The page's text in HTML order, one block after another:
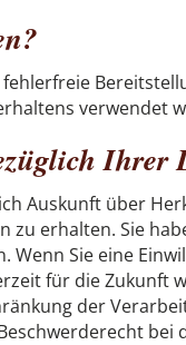
verwendet
Ihrer
Auskunft über
zu erhalten. Sie
Wenn Sie eine
für die Zukunft
der